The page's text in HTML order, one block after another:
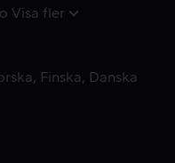
Visa fler
Finska Danska